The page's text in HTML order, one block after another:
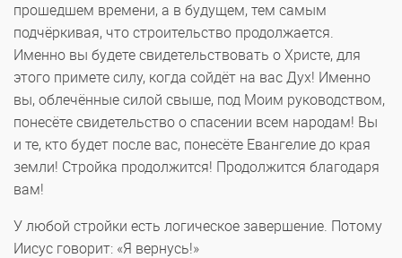
прошедшем времени, а в будущем, тем самым
подчёркивая, что строительство продолжается.
Именно вы будете свидетельствовать о Христе, для
этого примете силу, когда сойдёт на вас Дух! Именно
вы, облечённые силой свыше, под Моим руководством,
понесёте свидетельство о спасении всем народам! Вы
и те, кто будет после вас, понесёте Евангелие до края
земли! Стройка продолжится! Продолжится благодаря
вам!
У любой стройки есть логическое завершение. Потому
Иисус говорит: «Я вернусь!»